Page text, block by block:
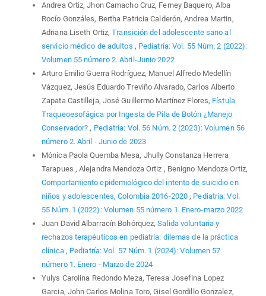
Andrea Ortiz, Jhon Camacho Cruz, Ferney Baquero, Alba
Rocío Gonzáles, Bertha Patricia Calderón, Andrea Martin,
Adriana Liseth Ortiz,Transición del adolescente sano al
servicio médico de adultos , Pediatría: Vol. 55 Núm. 2 (2022):
Volumen 55 número 2. Abril-Junio 2022
Arturo Emilio Guerra Rodríguez, Manuel Alfredo Medellín
Vázquez, Jesús Eduardo Treviño Alvarado, Carlos Alberto
Zapata Castilleja, José Guillermo Martínez Flores, Fístula
Traqueoesofágica por Ingesta de Pila de Botón ¿Manejo
Conservador?, Pediatría: Vol. 56 Núm. 2 (2023): Volumen 56
número 2. Abril - Junio de 2023
Mónica Paola Quemba Mesa, Jhully Constanza Herrera
Tarapues , Alejandra Mendoza Ortiz , Benigno Mendoza Ortiz,
Comportamiento epidemiológico del intento de suicidio en
niños y adolescentes, Colombia 2016-2020, Pediatría: Vol.
55 Núm. 1 (2022): Volumen 55 número 1. Enero-marzo 2022
Juan David Albarracín Bohórquez,Salida voluntaria y
rechazos terapéuticos en pediatría: dilemas de la práctica
clínica , Pediatría: Vol. 57 Núm. 1 (2024): Volumen 57
número 1. Enero - Marzo de 2024
Yulys Carolina Redondo Meza, Teresa Josefina Lopez
Garcia, John Carlos Molina Toro, Gisel Gordillo Gonzalez,